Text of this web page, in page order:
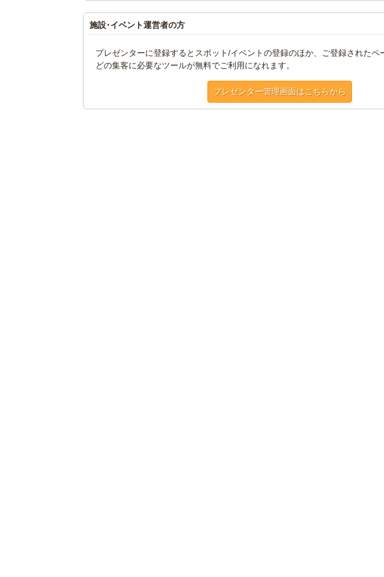
施設･イベント運営者の方
プレゼンターに登録するとスポット/イベントの登録のほか、ご登録されたペ
どの集客に必要なツールが無料でご利用になれます。
プレゼンター管理画面はこちらから